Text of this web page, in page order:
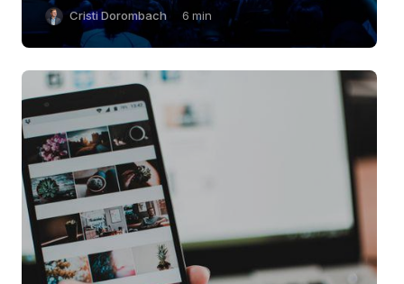
Cristi Dorombach 6 min